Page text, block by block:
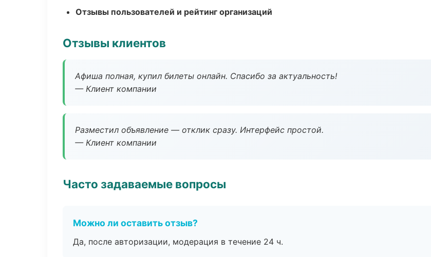
Отзывы пользователей и рейтинг организаций
Отзывы клиентов
Афиша полная, купил билеты онлайн. Спасибо за актуальность!
— Клиент компании
Разместил объявление — отклик сразу. Интерфейс простой.
— Клиент компании
Часто задаваемые вопросы
Можно ли оставить отзыв?
Да, после авторизации, модерация в течение 24 ч.